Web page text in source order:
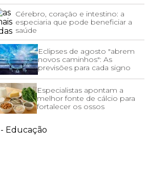
Cérebro, coração e intestino: a
especiaria que pode beneficiar a
saúde
Eclipses de agosto "abrem
novos caminhos": As
previsões para cada signo
Especialistas apontam a
melhor fonte de cálcio para
fortalecer os ossos